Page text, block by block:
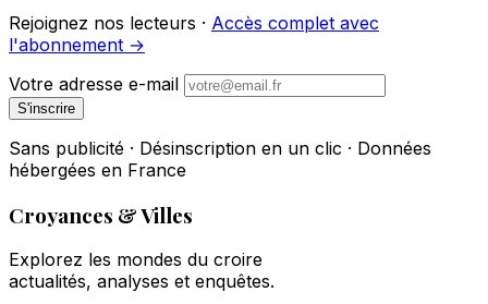
Rejoignez nos lecteurs · Accès complet avec
l'abonnement →
Votre adresse e-mail
S'inscrire
Sans publicité · Désinscription en un clic · Données
hébergées en France
Croyances & Villes
Explorez les mondes du croire
actualités, analyses et enquêtes.